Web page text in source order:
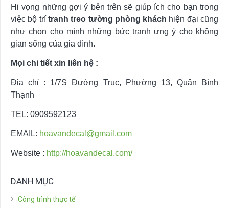
Hi vọng những gợi ý bên trên sẽ giúp ích cho bạn trong
việc bộ trí tranh treo tường phòng khách hiện đại cũng
như chọn cho mình những bức tranh ưng ý cho không
gian sống của gia đình.
Mọi chi tiết xin liên hệ :
Địa chỉ : 1/7S Đường Trục, Phường 13, Quận Bình
Thạnh
TEL: 0909592123
EMAIL: hoavandecal@gmail.com
Website : http://hoavandecal.com/
DANH MỤC
Công trình thực tế